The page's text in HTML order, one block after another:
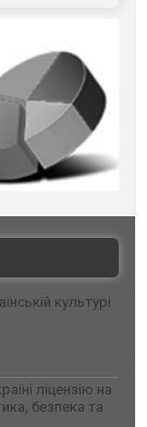
культурі
ліцензію на
безпека та